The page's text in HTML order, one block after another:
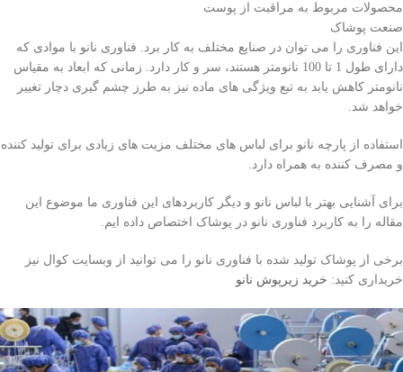
محصولات مربوط به مراقبت از پوست
صنعت پوشاک
این فناوری را می توان در صنایع مختلف به کار برد. فناوری نانو با موادی که
دارای طول 1 تا 100 نانومتر هستند، سر و کار دارد. زمانی که ابعاد به مقیاس
نانومتر کاهش یابد به تبع ویژگی های ماده نیز به طرز چشم گیری دچار تغییر
خواهد شد.
استفاده از پارچه نانو برای لباس های مختلف مزیت های زیادی برای تولید کننده
و مصرف کننده به همراه دارد.
برای آشنایی بهتر با لباس نانو و دیگر کاربردهای این فناوری ما موضوع این
مقاله را به کاربرد فناوری نانو در پوشاک اختصاص داده ایم.
برخی از پوشاک تولید شده با فناوری نانو را می توانید از وبسایت کوال نیز
خریداری کنید: خرید زیرپوش نانو